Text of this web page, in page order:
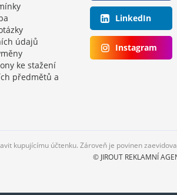
údajů
ke stažení
předmětů a
LinkedIn
Instagram
kupujícímu účtenku. Zároveň je povinen
© JIROUT REKLAMNÍ